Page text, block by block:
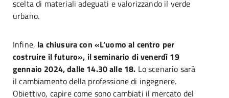
scelta di materiali adeguati e valorizzando il verde
urbano.
Infine, la chiusura con «L’uomo al centro per
costruire il futuro», il seminario di venerdì 19
gennaio 2024, dalle 14.30 alle 18. Lo scenario sarà
il cambiamento della professione di ingegnere.
Obiettivo, capire come sono cambiati il mercato del